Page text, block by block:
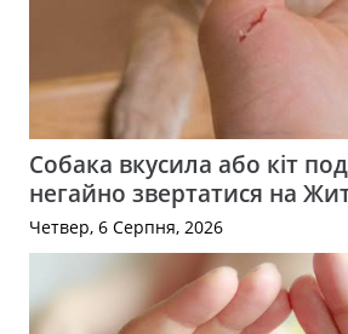
Собака вкусила або кіт
негайно звертатися на
Четвер, 6 Серпня, 2026